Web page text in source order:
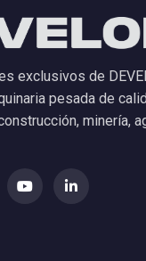
exclusivos de
pesada de
minería,